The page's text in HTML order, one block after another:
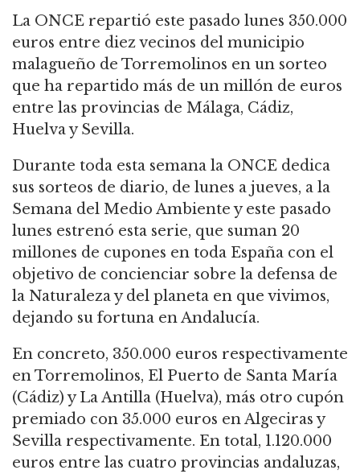
La ONCE repartió este pasado lunes 350.000
euros entre diez vecinos del municipio
malagueño de Torremolinos en un sorteo
que ha repartido más de un millón de euros
entre las provincias de Málaga, Cádiz,
Huelva y Sevilla.
Durante toda esta semana la ONCE dedica
sus sorteos de diario, de lunes a jueves, a la
Semana del Medio Ambiente y este pasado
lunes estrenó esta serie, que suman 20
millones de cupones en toda España con el
objetivo de concienciar sobre la defensa de
la Naturaleza y del planeta en que vivimos,
dejando su fortuna en Andalucía.
En concreto, 350.000 euros respectivamente
en Torremolinos, El Puerto de Santa María
(Cádiz) y La Antilla (Huelva), más otro cupón
premiado con 35.000 euros en Algeciras y
Sevilla respectivamente. En total, 1.120.000
euros entre las cuatro provincias andaluzas,